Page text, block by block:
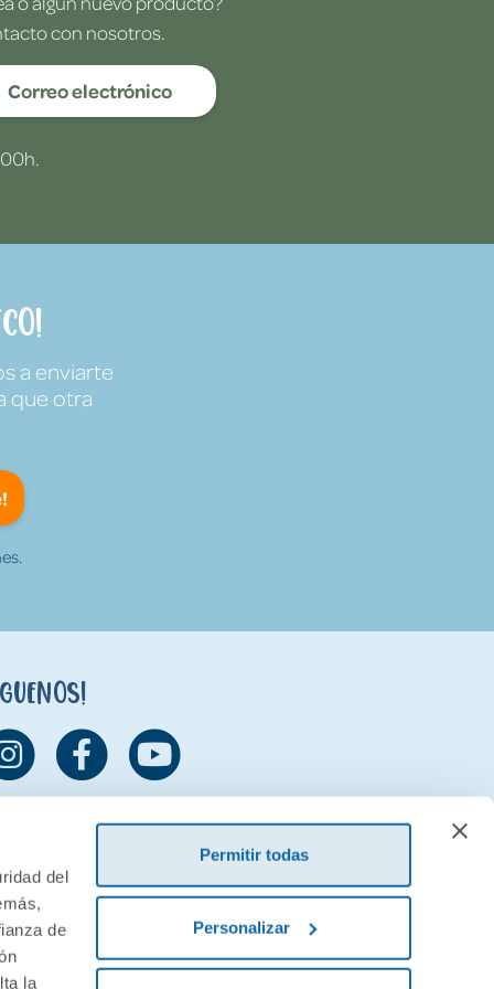
del
de
la
Permitir todas
Personalizar
con nosotros.
Correo electrónico
a enviarte
que otra